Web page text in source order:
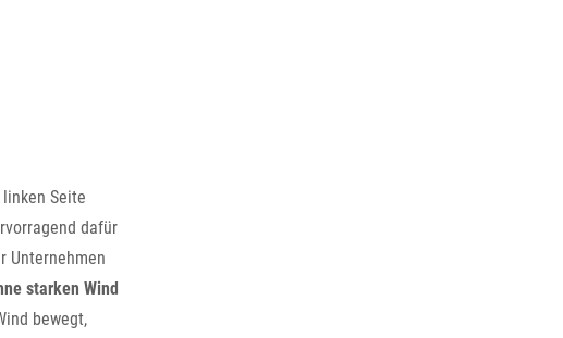
Seite
dafür
Unternehmen
starken Wind
bewegt,